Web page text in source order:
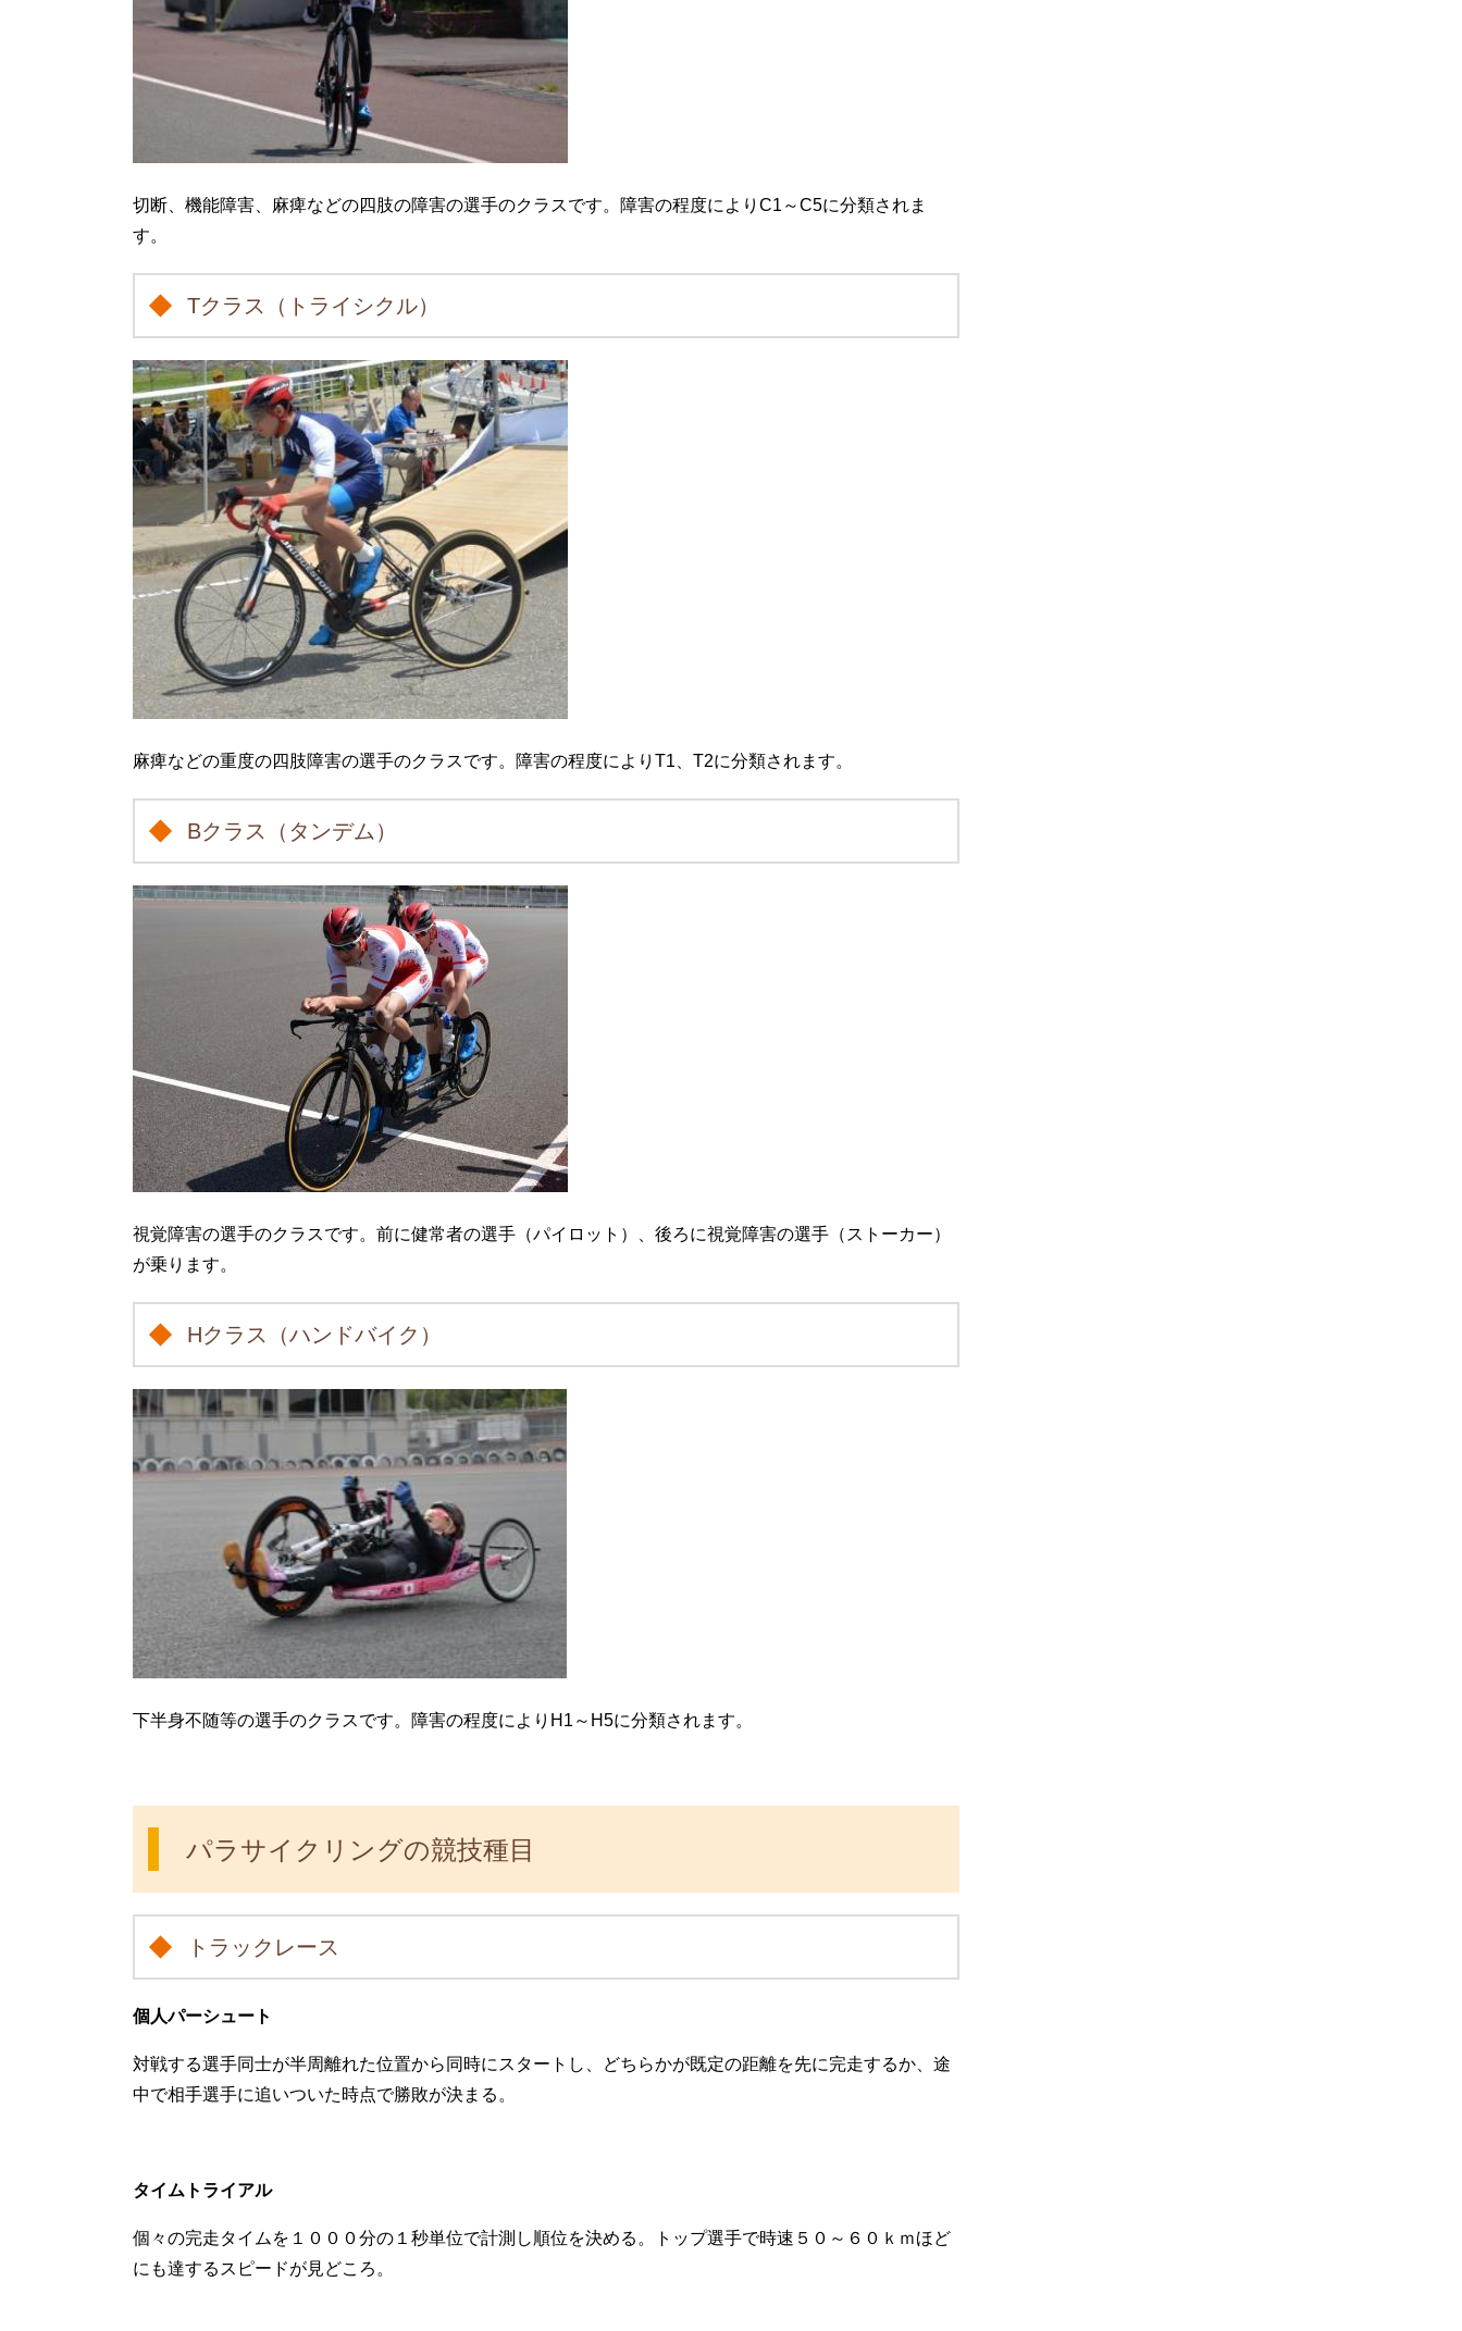
切断、機能障害、麻痺などの四肢の障害の選手のクラスです。障害の程度によりC1～C5に分類されま
す。
Tクラス（トライシクル）
麻痺などの重度の四肢障害の選手のクラスです。障害の程度によりT1、T2に分類されます。
Bクラス（タンデム）
視覚障害の選手のクラスです。前に健常者の選手（パイロット）、後ろに視覚障害の選手（ストーカー）
が乗ります。
Hクラス（ハンドバイク）
下半身不随等の選手のクラスです。障害の程度によりH1～H5に分類されます。
パラサイクリングの競技種目
トラックレース
個人パーシュート
対戦する選手同士が半周離れた位置から同時にスタートし、どちらかが既定の距離を先に完走するか、途
中で相手選手に追いついた時点で勝敗が決まる。
タイムトライアル
個々の完走タイムを１０００分の１秒単位で計測し順位を決める。トップ選手で時速５０～６０ｋｍほど
にも達するスピードが見どころ。